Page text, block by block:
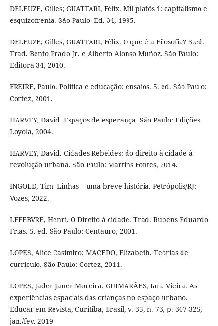
DELEUZE, Gilles; GUATTARI, Félix. Mil platôs 1: capitalismo e
esquizofrenia. São Paulo: Ed. 34, 1995.
DELEUZE, Gilles; GUATTARI, Félix. O que é a Filosofia? 3.ed.
Trad. Bento Prado Jr. e Alberto Alonso Muñoz. São Paulo:
Editora 34, 2010.
FREIRE, Paulo. Política e educação: ensaios. 5. ed. São Paulo:
Cortez, 2001.
HARVEY, David. Espaços de esperança. São Paulo: Edições
Loyola, 2004.
HARVEY, David. Cidades Rebeldes: do direito à cidade à
revolução urbana. São Paulo: Martins Fontes, 2014.
INGOLD, Tim. Linhas – uma breve história. Petrópolis/RJ:
Vozes, 2022.
LEFEBVRE, Henri. O Direito à cidade. Trad. Rubens Eduardo
Frias. 5. ed. São Paulo: Centauro, 2001.
LOPES, Alice Casimiro; MACEDO, Elizabeth. Teorias de
currículo. São Paulo: Cortez, 2011.
LOPES, Jader Janer Moreira; GUIMARÃES, Iara Vieira. As
experiências espaciais das crianças no espaço urbano.
Educar em Revista, Curitiba, Brasil, v. 35, n. 73, p. 307-325,
jan./fev. 2019